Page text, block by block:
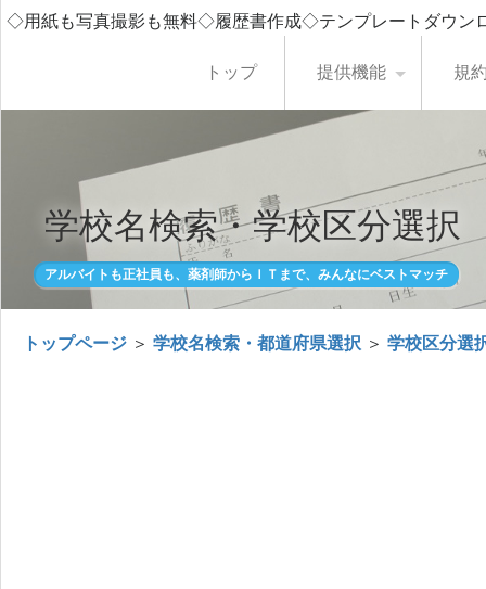
◇用紙も写真撮影も無料◇履歴書作成◇テンプレートダウ
トップ 提供機能 規
学校名検索・学校区分選択
アルバイトも正社員も、薬剤師からＩＴまで、みんなにベストマッチ
トップページ ＞ 学校名検索・都道府県選択 ＞ 学校区分選